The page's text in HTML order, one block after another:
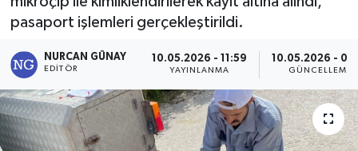
pasaport işlemleri gerçekleştirildi.
NURCAN GÜNAY
EDITÖR
10.05.2026 - 11:59
YAYINLANMA
10.05.2026 -
GÜNCELLEME
Eğitim